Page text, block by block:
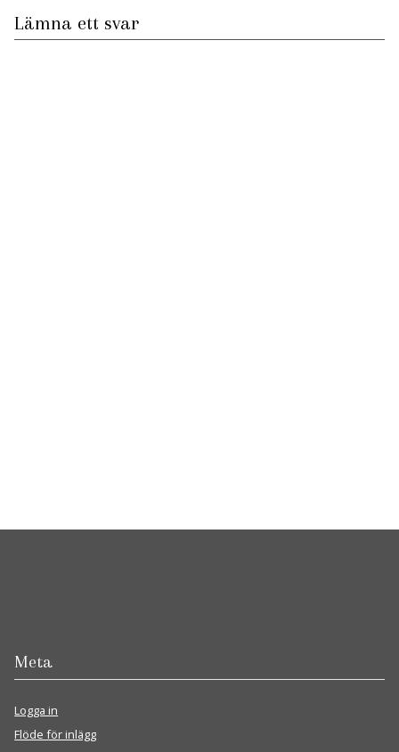
Lämna ett svar
Meta
Logga in
Flöde för inlägg